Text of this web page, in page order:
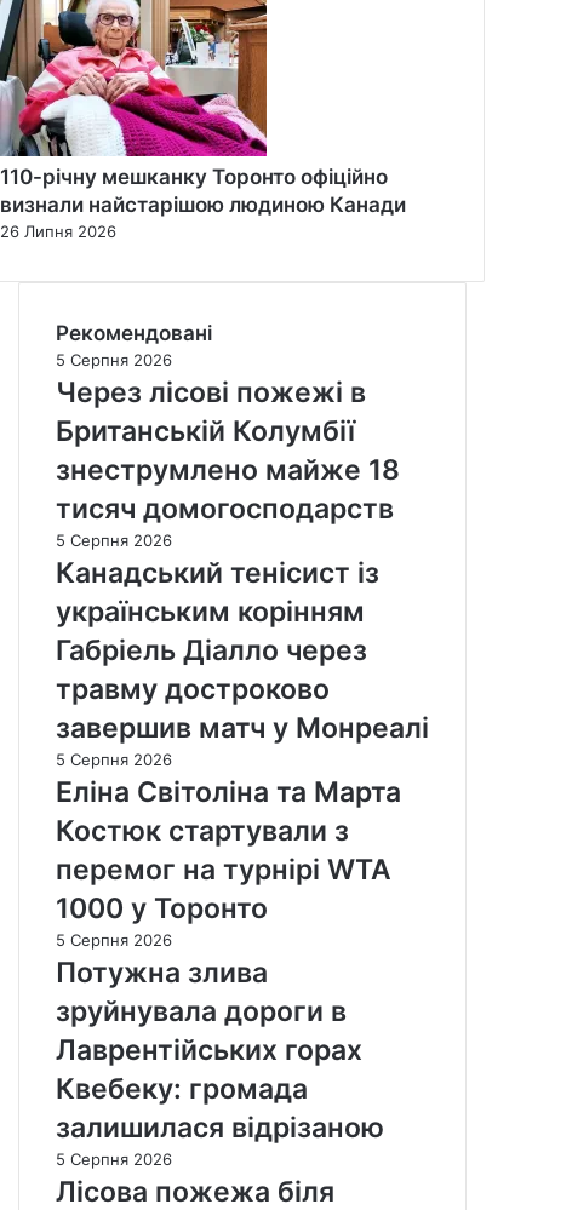
110-річну мешканку Торонто офіційно
визнали найстарішою людиною Канади
26 Липня 2026
Рекомендовані
5 Серпня 2026
Через лісові пожежі в
Британській Колумбії
знеструмлено майже 18
тисяч домогосподарств
5 Серпня 2026
Канадський тенісист із
українським корінням
Габріель Діалло через
травму достроково
завершив матч у Монреалі
5 Серпня 2026
Еліна Світоліна та Марта
Костюк стартували з
перемог на турнірі WTA
1000 у Торонто
5 Серпня 2026
Потужна злива
зруйнувала дороги в
Лаврентійських горах
Квебеку: громада
залишилася відрізаною
5 Серпня 2026
Лісова пожежа біля